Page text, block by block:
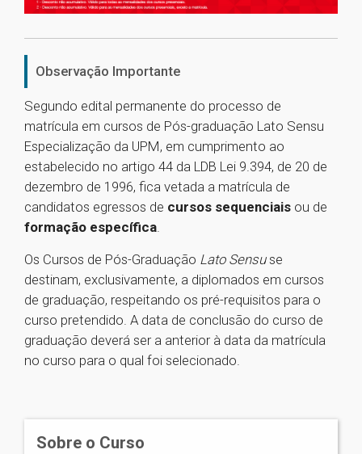
Observação Importante
Segundo edital permanente do processo de
matrícula em cursos de Pós-graduação Lato Sensu
Especialização da UPM, em cumprimento ao
estabelecido no artigo 44 da LDB Lei 9.394, de 20 de
dezembro de 1996, fica vetada a matrícula de
candidatos egressos de cursos sequenciais ou de
formação específica.
Os Cursos de Pós-Graduação Lato Sensuse
destinam, exclusivamente, a diplomados em cursos
de graduação, respeitando os pré-requisitos para o
curso pretendido. A data de conclusão do curso de
graduação deverá ser a anterior à data da matrícula
no curso para o qual foi selecionado.
Sobre o Curso